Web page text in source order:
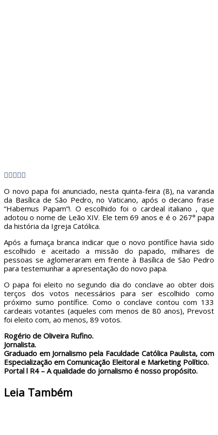
O novo papa foi anunciado, nesta quinta-feira (8), na varanda
da Basílica de São Pedro, no Vaticano, após o decano frase
“Habemus Papam”!. O escolhido foi o cardeal italiano , que
adotou o nome de Leão XIV. Ele tem 69 anos e é o 267° papa
da história da Igreja Católica.
Após a fumaça branca indicar que o novo pontífice havia sido
escolhido e aceitado a missão do papado, milhares de
pessoas se aglomeraram em frente à Basílica de São Pedro
para testemunhar a apresentação do novo papa.
O papa foi eleito no segundo dia do conclave ao obter dois
terços dos votos necessários para ser escolhido como
próximo sumo pontífice. Como o conclave contou com 133
cardeais votantes (aqueles com menos de 80 anos), Prevost
foi eleito com, ao menos, 89 votos.
Rogério de Oliveira Rufino.
Jornalista.
Graduado em Jornalismo pela Faculdade Católica Paulista, com
Especialização em Comunicação Eleitoral e Marketing Político.
Portal l R4 – A qualidade do jornalismo é nosso propósito.
Leia Também